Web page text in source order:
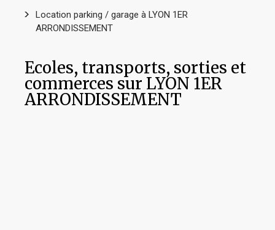
Location parking / garage à LYON 1ER
ARRONDISSEMENT
Ecoles, transports, sorties et
commerces sur LYON 1ER
ARRONDISSEMENT